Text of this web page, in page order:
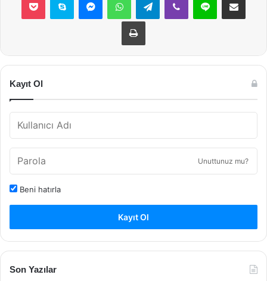
Yazdır
Kayıt Ol
Unuttunuz mu?
Beni hatırla
Kayıt Ol
Son Yazılar